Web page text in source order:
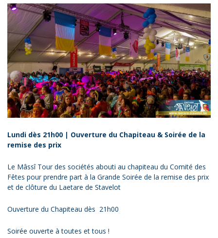
Lundi dès 21h00 | Ouverture du Chapiteau & Soirée de la
remise des prix
Le Mâssî Tour des sociétés abouti au chapiteau du Comité des
Fêtes pour prendre part à la Grande Soirée de la remise des prix
et de clôture du Laetare de Stavelot
Ouverture du Chapiteau dès 21h00
Soirée ouverte à toutes et tous !